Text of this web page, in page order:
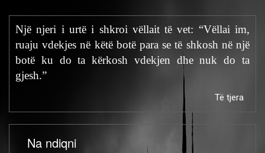
Një njeri i urtë i shkroi vëllait të vet: “Vëllai im,
ruaju vdekjes në këtë botë para se të shkosh në një
botë ku do ta kërkosh vdekjen dhe nuk do ta
gjesh.”
Të tjera
Na ndiqni